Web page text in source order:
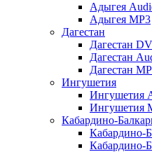
Адыгея
Адыгея MP3
Дагестан
Дагестан
Дагестан
Дагестан
Ингушетия
Ингушетия
Ингушетия
Кабардино-
Кабардино-
Кабардино-